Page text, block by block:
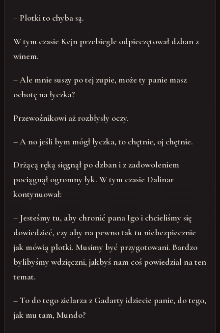
– Plotki to chyba są.
W tym czasie Kejn przebiegle odpieczętował dzban z
winem.
– Ale mnie suszy po tej zupie, może ty panie masz
ochotę na łyczka?
Przewoźnikowi aż rozbłysły oczy.
– A no jeśli bym mógł łyczka, to chętnie, oj chętnie.
Drżącą ręką sięgnął po dzban i z zadowoleniem
pociągnął ogromny łyk. W tym czasie Dalinar
kontynuował:
– Jesteśmy tu, aby chronić pana Igo i chcieliśmy się
dowiedzieć, czy aby na pewno tak tu niebezpiecznie
jak mówią plotki. Musimy być przygotowani. Bardzo
bylibyśmy wdzięczni, jakbyś nam coś powiedział na ten
temat.
– To do tego zielarza z Gadarty idziecie panie, do tego,
jak mu tam, Mundo?